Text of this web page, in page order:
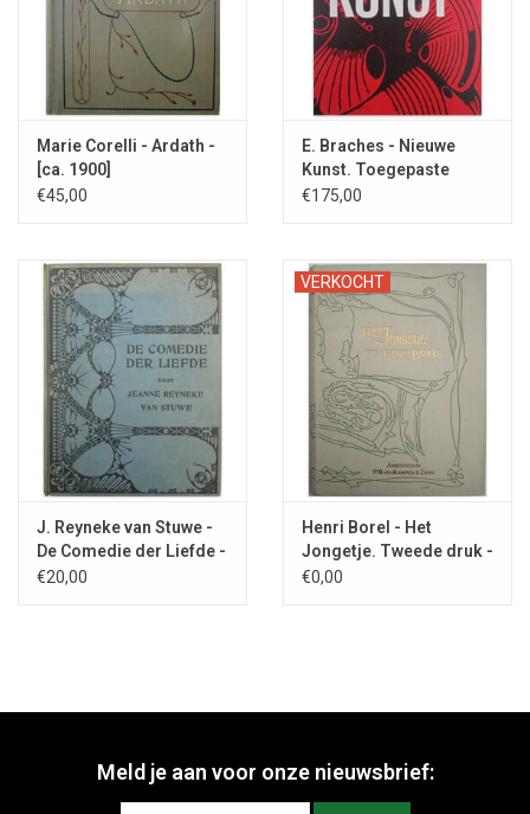
Marie Corelli - Ardath -
[ca. 1900]
€45,00
E. Braches - Nieuwe
Kunst. Toegepaste
Grafiek - 2006
€175,00
J. Reyneke van Stuwe -
De Comedie der Liefde -
1922
€20,00
VERKOCHT
Henri Borel - Het
Jongetje. Tweede druk -
[ca. 1900]
€0,00
Meld je aan voor onze nieuwsbrief: